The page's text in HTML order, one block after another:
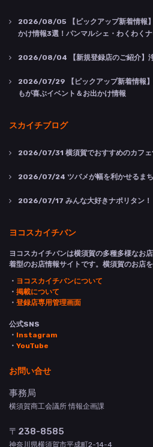
2026/08/05 【ピックアップ新着情報
かけ情報3選！パンマルシェ・わくわく
2026/08/04 【新規登録店のご紹介】
2026/07/29 【ピックアップ新着情報
もが喜ぶイベント＆お出かけ情報
スカイチブログ
2026/07/31 横須賀でおすすめのカフ
2026/07/24 ツバメが幅を利かせるま
2026/07/17 みんな大好きナポリタン！
ヨコスカイチバン
ヨコスカイチバンは横須賀の多種多様なお
着型のお店情報サイトです。横須賀のお店
・ ヨコスカイチバンについて
・ 掲載について
・ 登録店専用管理画面
公式SNS
・ Instagram
・ YouTube
お問い合せ
事務局
横須賀商工会議所 情報企画課
〒238-8585
神奈川県横須賀市平成町2-14-4